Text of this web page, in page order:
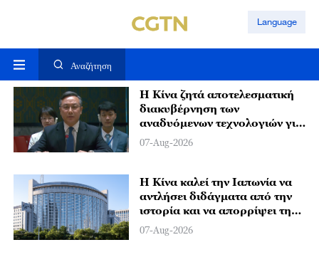
Language
Αναζήτηση
Η Κίνα ζητά αποτελεσματική
διακυβέρνηση των
αναδυόμενων τεχνολογιών για
την καταπολέμηση της
τρομοκρατίας
07-Aug-2026
Η Κίνα καλεί την Ιαπωνία να
αντλήσει διδάγματα από την
ιστορία και να απορρίψει την
επαναστρατιωτικοποίηση
07-Aug-2026